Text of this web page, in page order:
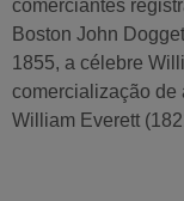
comerciantes
Boston John
1855, a célebre
comercialização de
William Everett